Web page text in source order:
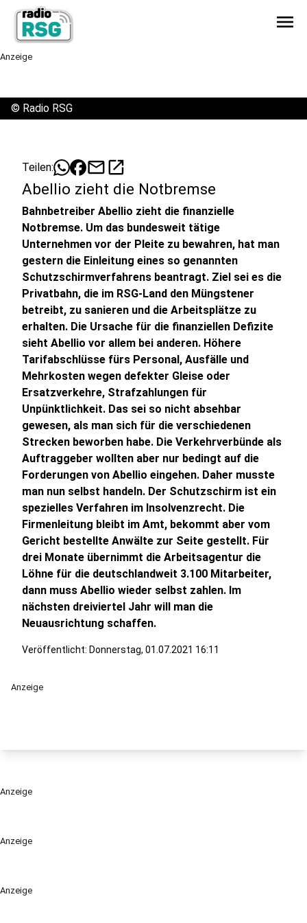
menu
Anzeige
Anzeige
Anzeige
© Radio RSG
Teilen: mailopen_in_new
Abellio zieht die Notbremse
Bahnbetreiber Abellio zieht die finanzielle
Notbremse. Um das bundesweit tätige
Unternehmen vor der Pleite zu bewahren, hat man
gestern die Einleitung eines so genannten
Schutzschirmverfahrens beantragt. Ziel sei es die
Privatbahn, die im RSG-Land den Müngstener
betreibt, zu sanieren und die Arbeitsplätze zu
erhalten. Die Ursache für die finanziellen Defizite
sieht Abellio vor allem bei anderen. Höhere
Tarifabschlüsse fürs Personal, Ausfälle und
Mehrkosten wegen defekter Gleise oder
Ersatzverkehre, Strafzahlungen für
Unpünktlichkeit. Das sei so nicht absehbar
gewesen, als man sich für die verschiedenen
Strecken beworben habe. Die Verkehrverbünde als
Auftraggeber wollten aber nur bedingt auf die
Forderungen von Abellio eingehen. Daher musste
man nun selbst handeln. Der Schutzschirm ist ein
spezielles Verfahren im Insolvenzrecht. Die
Firmenleitung bleibt im Amt, bekommt aber vom
Gericht bestellte Anwälte zur Seite gestellt. Für
drei Monate übernimmt die Arbeitsagentur die
Löhne für die deutschlandweit 3.100 Mitarbeiter,
dann muss Abellio wieder selbst zahlen. Im
nächsten dreiviertel Jahr will man die
Neuausrichtung schaffen.
Veröffentlicht: Donnerstag, 01.07.2021 16:11
Anzeige
Anzeige